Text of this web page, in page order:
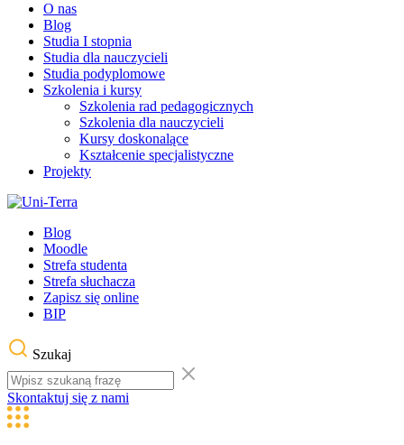
O nas
Blog
Studia I stopnia
Studia dla nauczycieli
Studia podyplomowe
Szkolenia i kursy
Szkolenia rad pedagogicznych
Szkolenia dla nauczycieli
Kursy doskonalące
Kształcenie specjalistyczne
Projekty
Blog
Moodle
Strefa studenta
Strefa słuchacza
Zapisz się online
BIP
Szukaj
Skontaktuj się z nami